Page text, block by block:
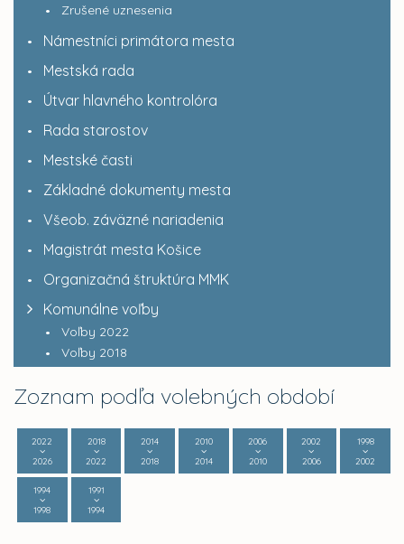
Zrušené uznesenia
Námestníci primátora mesta
Mestská rada
Útvar hlavného kontrolóra
Rada starostov
Mestské časti
Základné dokumenty mesta
Všeob. záväzné nariadenia
Magistrát mesta Košice
Organizačná štruktúra MMK
Komunálne voľby
Voľby 2022
Voľby 2018
Zoznam podľa volebných období
2022
2026
2018
2022
2014
2018
2010
2014
2006
2010
2002
2006
1998
2002
1994
1998
1991
1994